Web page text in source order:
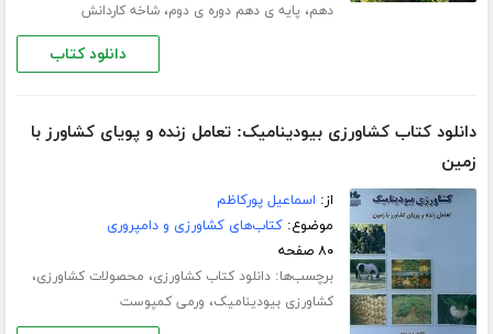
دهم، پایه ی دهم دوره ی دوم،شاخه کاردانش
دانلود کتاب
دانلود کتاب کشاورزی بیودینامیک: تعامل زنده و پویای کشاورز با
زمین
از: اسماعیل پورکاظم
موضوع:کتاب‌های کشاورزی و دامپروری
۸۰ صفحه
برچسب‌ها:دانلود کتاب کشاورزی، محصولات کشاورزی،
کشاورزی بیودینامیک، ورمی کمپوست